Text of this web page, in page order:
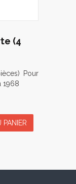
(4
Pour
1968